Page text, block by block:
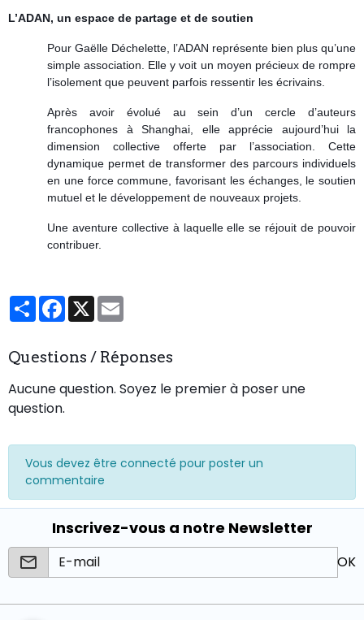
L’ADAN, un espace de partage et de soutien
Pour Gaëlle Déchelette, l’ADAN représente bien plus qu’une
simple association. Elle y voit un moyen précieux de rompre
l’isolement que peuvent parfois ressentir les écrivains.
Après avoir évolué au sein d’un cercle d’auteurs
francophones à Shanghai, elle apprécie aujourd’hui la
dimension collective offerte par l’association. Cette
dynamique permet de transformer des parcours individuels
en une force commune, favorisant les échanges, le soutien
mutuel et le développement de nouveaux projets.
Une aventure collective à laquelle elle se réjouit de pouvoir
contribuer.
PartagerFacebook
X
Questions / Réponses
Aucune question. Soyez le premier à poser une
question.
Vous devez être connecté pour poster un
commentaire
Inscrivez-vous a notre Newsletter
OK